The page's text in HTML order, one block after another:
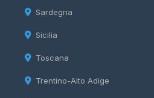
Sardegna
Sicilia
Toscana
Trentino-Alto Adige